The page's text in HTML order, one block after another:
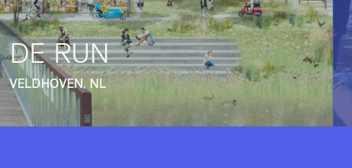
DE RUN
VELDHOVEN, NL